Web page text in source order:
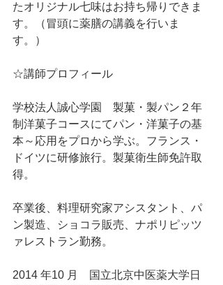
たオリジナル七味はお持ち帰りできま
す。（冒頭に薬膳の講義を行いま
す。）
☆講師プロフィール
学校法人誠心学園　製菓・製パン２年
制洋菓子コースにてパン・洋菓子の基
本～応用をプロから学ぶ。フランス・
ドイツに研修旅行。製菓衛生師免許取
得。
卒業後、料理研究家アシスタント、パ
ン製造、ショコラ販売、ナポリピッツ
ァレストラン勤務。
2014 年10 月　国立北京中医薬大学日